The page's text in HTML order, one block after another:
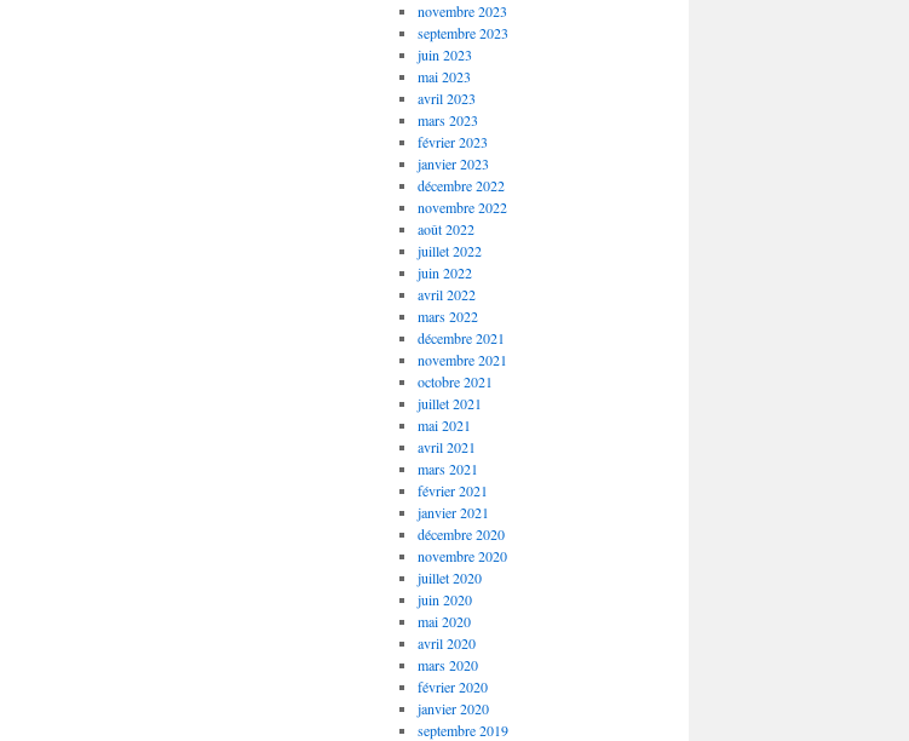
novembre 2023
septembre 2023
juin 2023
mai 2023
avril 2023
mars 2023
février 2023
janvier 2023
décembre 2022
novembre 2022
août 2022
juillet 2022
juin 2022
avril 2022
mars 2022
décembre 2021
novembre 2021
octobre 2021
juillet 2021
mai 2021
avril 2021
mars 2021
février 2021
janvier 2021
décembre 2020
novembre 2020
juillet 2020
juin 2020
mai 2020
avril 2020
mars 2020
février 2020
janvier 2020
septembre 2019